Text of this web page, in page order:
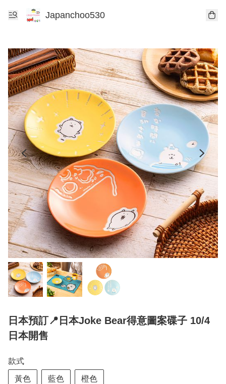
Japanchoo530
日本預訂📍日本Joke Bear得意圖案碟子 10/4
日本開售
款式
黃色 藍色 橙色